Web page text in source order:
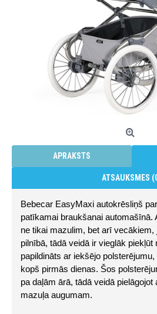
APRAKSTS
ATSAUKSMES
Bebecar EasyMaxi autokrēsliņš
patīkamai braukšanai automašīnā.
ne tikai mazulim, bet arī vecākiem,
pilnībā, tādā veidā ir vieglāk
papildināts ar iekšējo
kopš pirmās dienas. Šos
pa daļām ārā, tādā veidā
mazuļa augumam.